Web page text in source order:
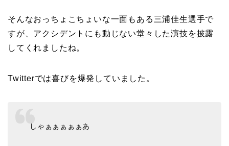
そんなおっちょこちょいな一面もある三浦佳生選手で
すが、アクシデントにも動じない堂々した演技を披露
してくれましたね。
Twitterでは喜びを爆発していました。
しゃぁぁぁぁぁあ